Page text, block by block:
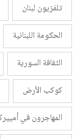
تلفزيون لبنان
الحكومة اللبنانية
الثقافة السورية
كوكب الأرض
المهاجرون في